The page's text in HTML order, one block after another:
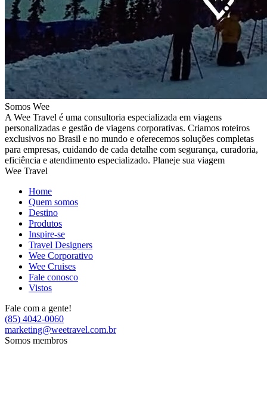
Somos Wee
A Wee Travel é uma consultoria especializada em viagens
personalizadas e gestão de viagens corporativas. Criamos roteiros
exclusivos no Brasil e no mundo e oferecemos soluções completas
para empresas, cuidando de cada detalhe com segurança, curadoria,
eficiência e atendimento especializado. Planeje sua viagem
Wee Travel
Home
Quem somos
Destino
Produtos
Inspire-se
Travel Designers
Wee Corporativo
Wee Cruises
Fale conosco
Vistos
Fale com a gente!
(85) 4042-0060
marketing@weetravel.com.br
Somos membros